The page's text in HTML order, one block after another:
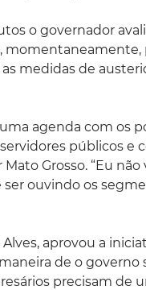
o governador
medidas de
agenda com os
públicos
Grosso. “Eu
ouvindo os
aprovou a
de o governo
precisam de